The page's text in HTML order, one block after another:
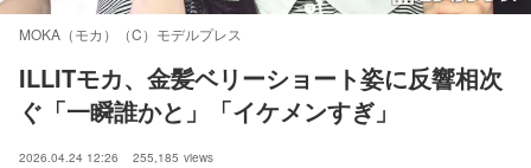
MOKA（モカ）（C）モデルプレス
ILLITモカ、金髪ベリーショート姿に反響相次
ぐ「一瞬誰かと」「イケメンすぎ」
2026.04.24 12:26 255,185 views